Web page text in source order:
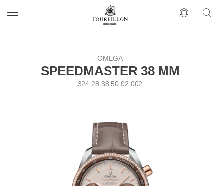
https://www.tourbillon.com/ru
OMEGA
SPEEDMASTER 38 MM
324.28.38.50.02.002